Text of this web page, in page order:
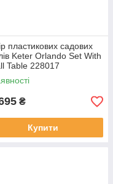
пластикових садових
Keter Orlando Set With
Table 228017
₴
Купити